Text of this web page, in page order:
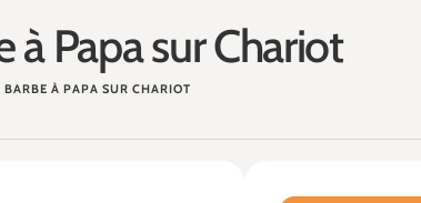
à Papa sur Chariot
À PAPA SUR CHARIOT